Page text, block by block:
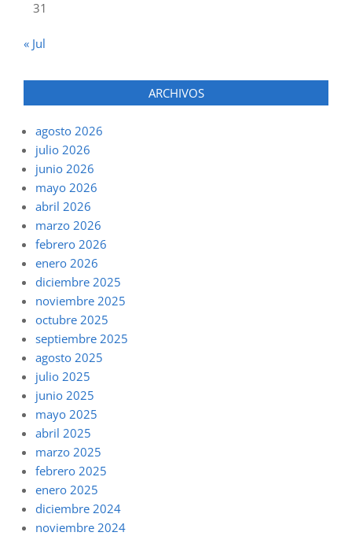
31
« Jul
ARCHIVOS
agosto 2026
julio 2026
junio 2026
mayo 2026
abril 2026
marzo 2026
febrero 2026
enero 2026
diciembre 2025
noviembre 2025
octubre 2025
septiembre 2025
agosto 2025
julio 2025
junio 2025
mayo 2025
abril 2025
marzo 2025
febrero 2025
enero 2025
diciembre 2024
noviembre 2024